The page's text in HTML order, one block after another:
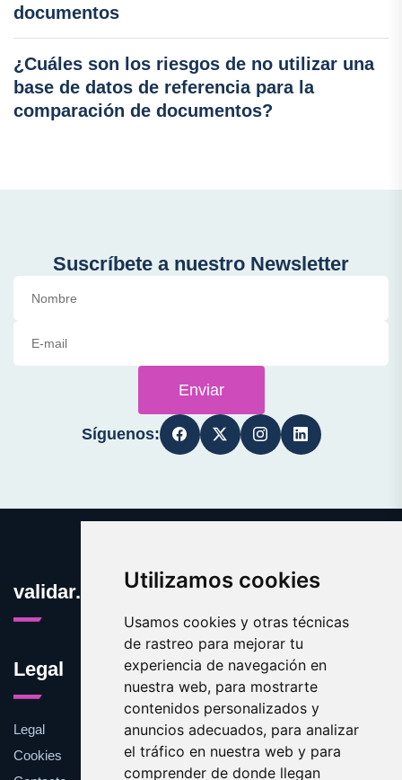
Utilizamos cookies
Usamos cookies y otras técnicas
de rastreo para mejorar tu
experiencia de navegación en
nuestra web, para mostrarte
contenidos personalizados y
anuncios adecuados, para analizar
el tráfico en nuestra web y para
comprender de donde llegan
documentos
¿Cuáles son los riesgos de no utilizar una
base de datos de referencia para la
comparación de documentos?
Suscríbete a nuestro Newsletter
Enviar
Síguenos:
validar.es
Legal
Legal
Cookies